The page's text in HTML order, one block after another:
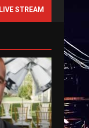
LIVE STREAM